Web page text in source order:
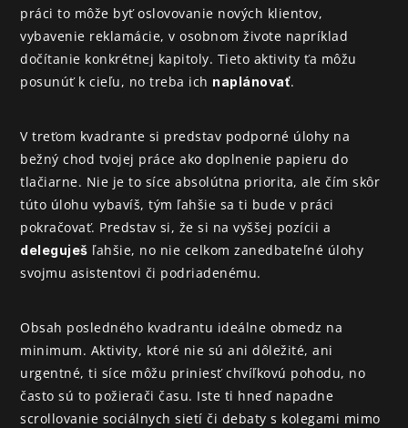
práci to môže byť oslovovanie nových klientov,
vybavenie reklamácie, v osobnom živote napríklad
dočítanie konkrétnej kapitoly. Tieto aktivity ťa môžu
posunúť k cieľu, no treba ich naplánovať.
V treťom kvadrante si predstav podporné úlohy na
bežný chod tvojej práce ako doplnenie papieru do
tlačiarne. Nie je to síce absolútna priorita, ale čím skôr
túto úlohu vybavíš, tým ľahšie sa ti bude v práci
deleguješ ľahšie, no nie celkom zanedbateľné úlohy
svojmu asistentovi či podriadenému.
Obsah posledného kvadrantu ideálne obmedz na
minimum. Aktivity, ktoré nie sú ani dôležité, ani
urgentné, ti síce môžu priniesť chvíľkovú pohodu, no
často sú to požierači času. Iste ti hneď napadne
scrollovanie sociálnych sietí či debaty s kolegami mimo